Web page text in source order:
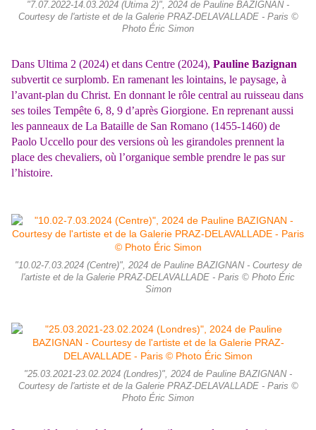
"7.07.2022-14.03.2024 (Utima 2)", 2024 de Pauline BAZIGNAN -
Courtesy de l'artiste et de la Galerie PRAZ-DELAVALLADE - Paris ©
Photo Éric Simon
Dans Ultima 2 (2024) et dans Centre (2024), Pauline Bazignan
subvertit ce surplomb. En ramenant les lointains, le paysage, à
l’avant-plan du Christ. En donnant le rôle central au ruisseau dans
ses toiles Tempête 6, 8, 9 d’après Giorgione. En reprenant aussi
les panneaux de La Bataille de San Romano (1455-1460) de
Paolo Uccello pour des versions où les girandoles prennent la
place des chevaliers, où l’organique semble prendre le pas sur
l’histoire.
"10.02-7.03.2024 (Centre)", 2024 de Pauline BAZIGNAN - Courtesy de
l'artiste et de la Galerie PRAZ-DELAVALLADE - Paris © Photo Éric
Simon
"25.03.2021-23.02.2024 (Londres)", 2024 de Pauline BAZIGNAN -
Courtesy de l'artiste et de la Galerie PRAZ-DELAVALLADE - Paris ©
Photo Éric Simon